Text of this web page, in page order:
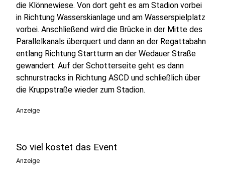
die Klönnewiese. Von dort geht es am Stadion vorbei
in Richtung Wasserskianlage und am Wasserspielplatz
vorbei. Anschließend wird die Brücke in der Mitte des
Parallelkanals überquert und dann an der Regattabahn
entlang Richtung Startturm an der Wedauer Straße
gewandert. Auf der Schotterseite geht es dann
schnurstracks in Richtung ASCD und schließlich über
die Kruppstraße wieder zum Stadion.
Anzeige
So viel kostet das Event
Anzeige